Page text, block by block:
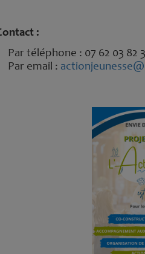
:
Par téléphone : 07 62 03 82
Par email :